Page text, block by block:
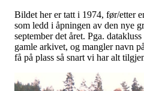
Bildet her er tatt i 1974, før/etter
som ledd i åpningen av den nye
september det året. Pga.
gamle arkivet, og mangler navn
få på plass så snart vi har alt